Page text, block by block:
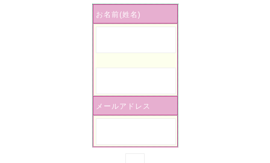
お名前(姓名)
メールアドレス